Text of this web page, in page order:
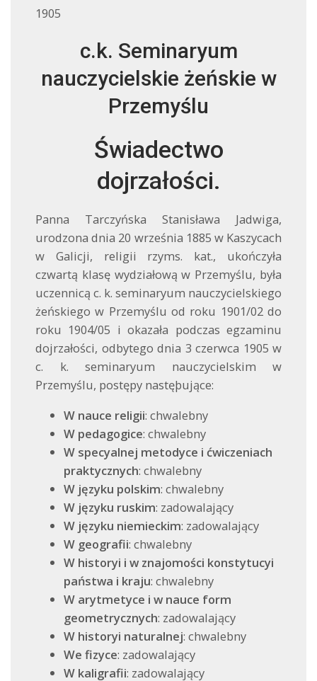
1905
c.k. Seminaryum
nauczycielskie żeńskie w
Przemyślu
Świadectwo
dojrzałości.
Panna Tarczyńska Stanisława Jadwiga,
urodzona dnia 20 września 1885 w Kaszycach
w Galicji, religii rzyms. kat., ukończyła
czwartą klasę wydziałową w Przemyślu, była
uczennicą c. k. seminaryum nauczycielskiego
żeńskiego w Przemyślu od roku 1901/02 do
roku 1904/05 i okazała podczas egzaminu
dojrzałości, odbytego dnia 3 czerwca 1905 w
c. k. seminaryum nauczycielskim w
Przemyślu, postępy nastęþujące:
W nauce religii: chwalebny
W pedagogice: chwalebny
W specyalnej metodyce i ćwiczeniach
praktycznych: chwalebny
W języku polskim: chwalebny
W języku ruskim: zadowalający
W języku niemieckim: zadowalający
W geografii: chwalebny
W historyi i w znajomości konstytucyi
państwa i kraju: chwalebny
W arytmetyce i w nauce form
geometrycznych: zadowalający
W historyi naturalnej: chwalebny
We fizyce: zadowalający
W kaligrafii: zadowalający